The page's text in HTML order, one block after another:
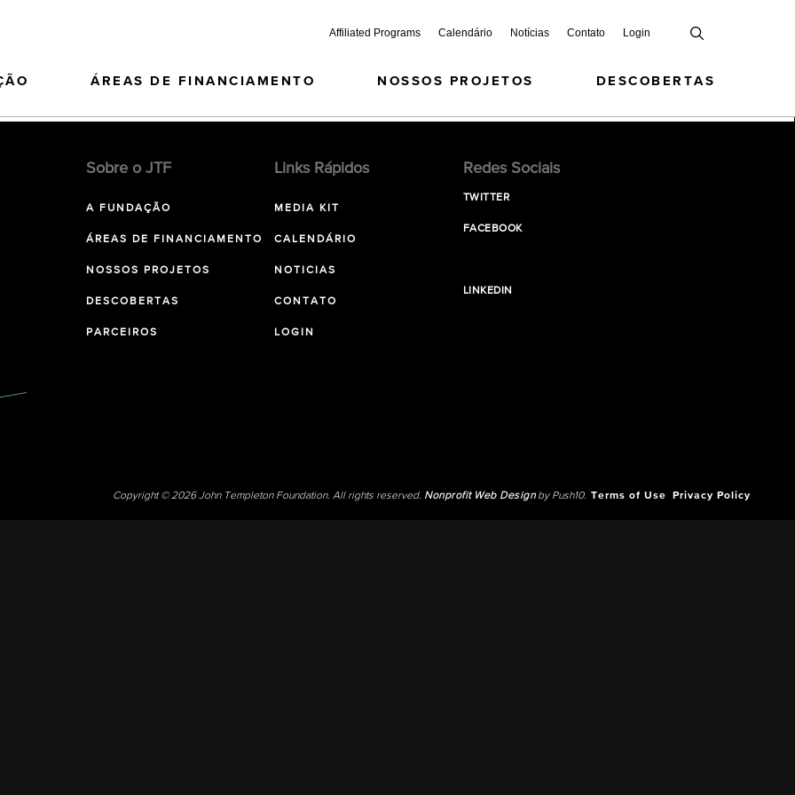
Affiliated Programs Calendário Notícias Contato Login
ÁREAS DE FINANCIAMENTO NOSSOS PROJETOS DESCOBERTAS
Sobre o JTF
A FUNDAÇÃO
ÁREAS DE FINANCIAMENTO
NOSSOS PROJETOS
DESCOBERTAS
PARCEIROS
Links Rápidos
MEDIA KIT
CALENDÁRIO
NOTICIAS
CONTATO
LOGIN
Redes Sociais
TWITTER
FACEBOOK
LINKEDIN
Copyright © 2026 John Templeton Foundation. All rights reserved. Nonprofit Web Designby Push10. Terms of Use Privacy Policy